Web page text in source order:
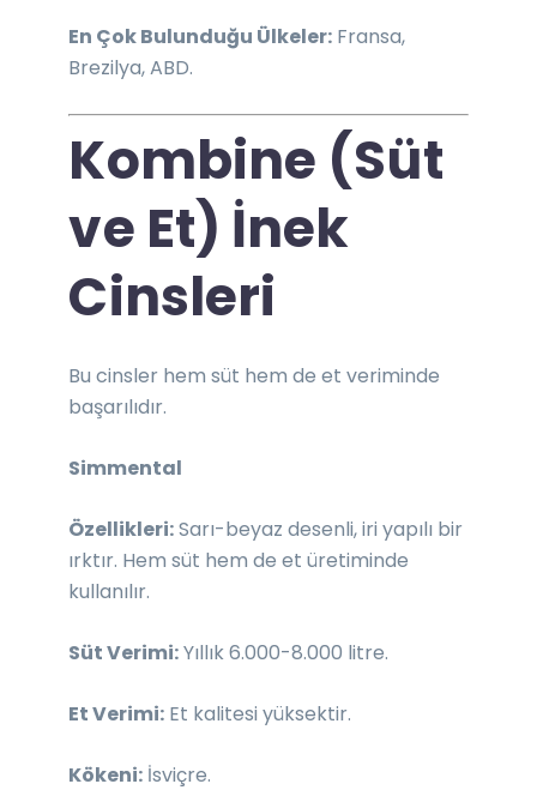
En Çok Bulunduğu Ülkeler: Fransa,
Brezilya, ABD.
Kombine (Süt
ve Et) İnek
Cinsleri
Bu cinsler hem süt hem de et veriminde
başarılıdır.
Simmental
Özellikleri:Sarı-beyaz desenli, iri yapılı bir
ırktır. Hem süt hem de et üretiminde
kullanılır.
Süt Verimi:Yıllık 6.000-8.000 litre.
Et Verimi: Et kalitesi yüksektir.
Kökeni: İsviçre.